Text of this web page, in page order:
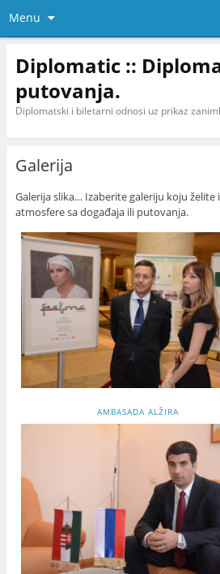
Menu
Diplomatic ::
putovanja.
Diplomatski i biletarni odnosi uz prikaz
Galerija
Galerija slika… Izaberite galeriju koju želite
atmosfere sa događaja ili putovanja.
AMBASADA ALŽIRA